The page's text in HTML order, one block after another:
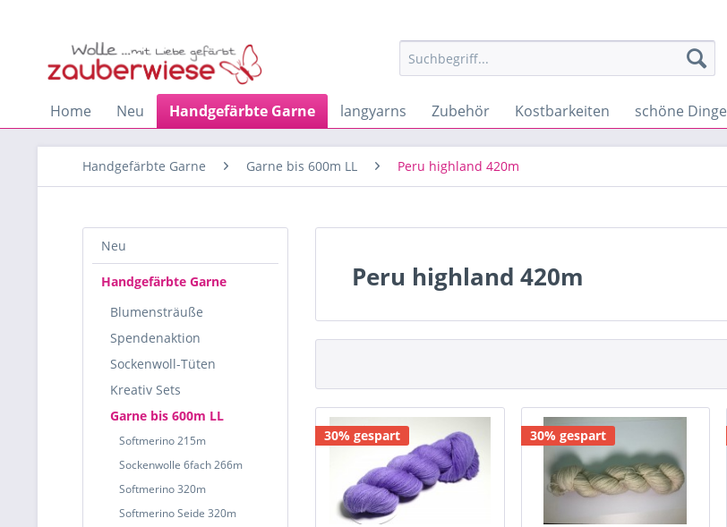
Home Neu Handgefärbte Garne langyarns Zubehör Kostbarkeiten schöne Dinge
Handgefärbte Garne Garne bis 600m LL Peru highland 420m
Neu
Handgefärbte Garne
Blumensträuße
Spendenaktion
Sockenwoll-Tüten
Kreativ Sets
Garne bis 600m LL
Softmerino 215m
Sockenwolle 6fach 266m
Softmerino 320m
Softmerino Seide 320m
Peru highland 420m
30% gespart 30% gespart